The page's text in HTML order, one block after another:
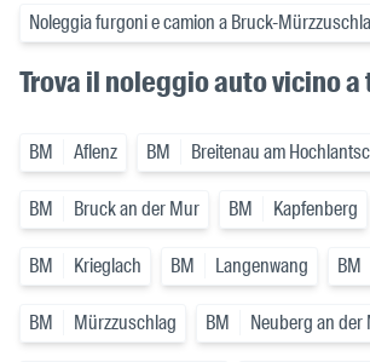
Noleggia furgoni e camion a Bruck-
Trova il noleggio auto vicino a
BM Aflenz BM Breitenau am
BM Bruck an der Mur BM Kapfenberg
BM Krieglach BM Langenwang BM
BM Mürzzuschlag BM Neuberg an der